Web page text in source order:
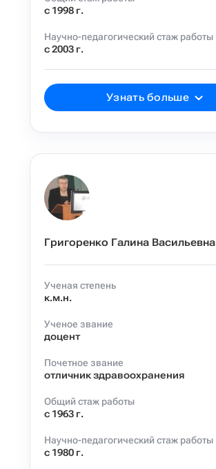
Узнать больше
с 1998 г.
Научно-педагогический стаж работы
с 2003 г.
Григоренко Галина Васильевна
Ученая степень
к.м.н.
Ученое звание
доцент
Почетное звание
отличник здравоохранения
Общий стаж работы
с 1963 г.
Научно-педагогический стаж работы
с 1980 г.